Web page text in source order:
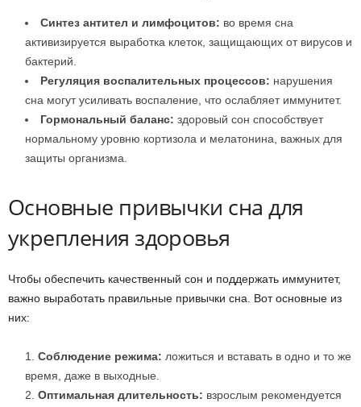
Синтез антител и лимфоцитов: во время сна
активизируется выработка клеток, защищающих от вирусов и
бактерий.
Регуляция воспалительных процессов: нарушения
сна могут усиливать воспаление, что ослабляет иммунитет.
Гормональный баланс: здоровый сон способствует
нормальному уровню кортизола и мелатонина, важных для
защиты организма.
Основные привычки сна для
укрепления здоровья
Чтобы обеспечить качественный сон и поддержать иммунитет,
важно выработать правильные привычки сна. Вот основные из
них:
Соблюдение режима: ложиться и вставать в одно и то же
время, даже в выходные.
Оптимальная длительность: взрослым рекомендуется